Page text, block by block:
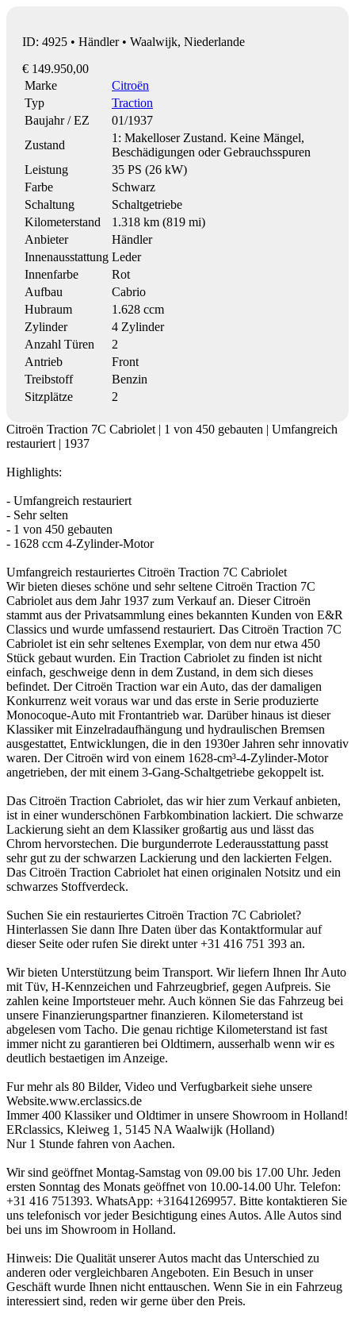
ID: 4925 • Händler • Waalwijk, Niederlande
€ 149.950,00
Marke
Citroën
Typ
Traction
Baujahr / EZ
01/1937
Zustand
1: Makelloser Zustand. Keine Mängel,
Beschädigungen oder Gebrauchsspuren
Leistung
35 PS (26 kW)
Farbe
Schwarz
Schaltung
Schaltgetriebe
Kilometerstand
1.318 km (819 mi)
Anbieter
Händler
Innenausstattung Leder
Innenfarbe
Rot
Aufbau
Cabrio
Hubraum
1.628 ccm
Zylinder
4 Zylinder
Anzahl Türen
2
Antrieb
Front
Treibstoff
Benzin
Sitzplätze
2
Citroën Traction 7C Cabriolet | 1 von 450 gebauten | Umfangreich
restauriert | 1937
Highlights:
- Umfangreich restauriert
- Sehr selten
- 1 von 450 gebauten
- 1628 ccm 4-Zylinder-Motor
Umfangreich restauriertes Citroën Traction 7C Cabriolet
Wir bieten dieses schöne und sehr seltene Citroën Traction 7C
Cabriolet aus dem Jahr 1937 zum Verkauf an. Dieser Citroën
stammt aus der Privatsammlung eines bekannten Kunden von E&R
Classics und wurde umfassend restauriert. Das Citroën Traction 7C
Cabriolet ist ein sehr seltenes Exemplar, von dem nur etwa 450
Stück gebaut wurden. Ein Traction Cabriolet zu finden ist nicht
einfach, geschweige denn in dem Zustand, in dem sich dieses
befindet. Der Citroën Traction war ein Auto, das der damaligen
Konkurrenz weit voraus war und das erste in Serie produzierte
Monocoque-Auto mit Frontantrieb war. Darüber hinaus ist dieser
Klassiker mit Einzelradaufhängung und hydraulischen Bremsen
ausgestattet, Entwicklungen, die in den 1930er Jahren sehr innovativ
waren. Der Citroën wird von einem 1628-cm³-4-Zylinder-Motor
angetrieben, der mit einem 3-Gang-Schaltgetriebe gekoppelt ist.
Das Citroën Traction Cabriolet, das wir hier zum Verkauf anbieten,
ist in einer wunderschönen Farbkombination lackiert. Die schwarze
Lackierung sieht an dem Klassiker großartig aus und lässt das
Chrom hervorstechen. Die burgunderrote Lederausstattung passt
sehr gut zu der schwarzen Lackierung und den lackierten Felgen.
Das Citroën Traction Cabriolet hat einen originalen Notsitz und ein
schwarzes Stoffverdeck.
Suchen Sie ein restauriertes Citroën Traction 7C Cabriolet?
Hinterlassen Sie dann Ihre Daten über das Kontaktformular auf
dieser Seite oder rufen Sie direkt unter +31 416 751 393 an.
Wir bieten Unterstützung beim Transport. Wir liefern Ihnen Ihr Auto
mit Tüv, H-Kennzeichen und Fahrzeugbrief, gegen Aufpreis. Sie
zahlen keine Importsteuer mehr. Auch können Sie das Fahrzeug bei
unsere Finanzierungspartner finanzieren. Kilometerstand ist
abgelesen vom Tacho. Die genau richtige Kilometerstand ist fast
immer nicht zu garantieren bei Oldtimern, ausserhalb wenn wir es
deutlich bestaetigen im Anzeige.
Fur mehr als 80 Bilder, Video und Verfugbarkeit siehe unsere
Website.www.erclassics.de
Immer 400 Klassiker und Oldtimer in unsere Showroom in Holland!
ERclassics, Kleiweg 1, 5145 NA Waalwijk (Holland)
Nur 1 Stunde fahren von Aachen.
Wir sind geöffnet Montag-Samstag von 09.00 bis 17.00 Uhr. Jeden
ersten Sonntag des Monats geöffnet von 10.00-14.00 Uhr. Telefon:
+31 416 751393. WhatsApp: +31641269957. Bitte kontaktieren Sie
uns telefonisch vor jeder Besichtigung eines Autos. Alle Autos sind
bei uns im Showroom in Holland.
Hinweis: Die Qualität unserer Autos macht das Unterschied zu
anderen oder vergleichbaren Angeboten. Ein Besuch in unser
Geschäft wurde Ihnen nicht enttauschen. Wenn Sie in ein Fahrzeug
interessiert sind, reden wir gerne über den Preis.